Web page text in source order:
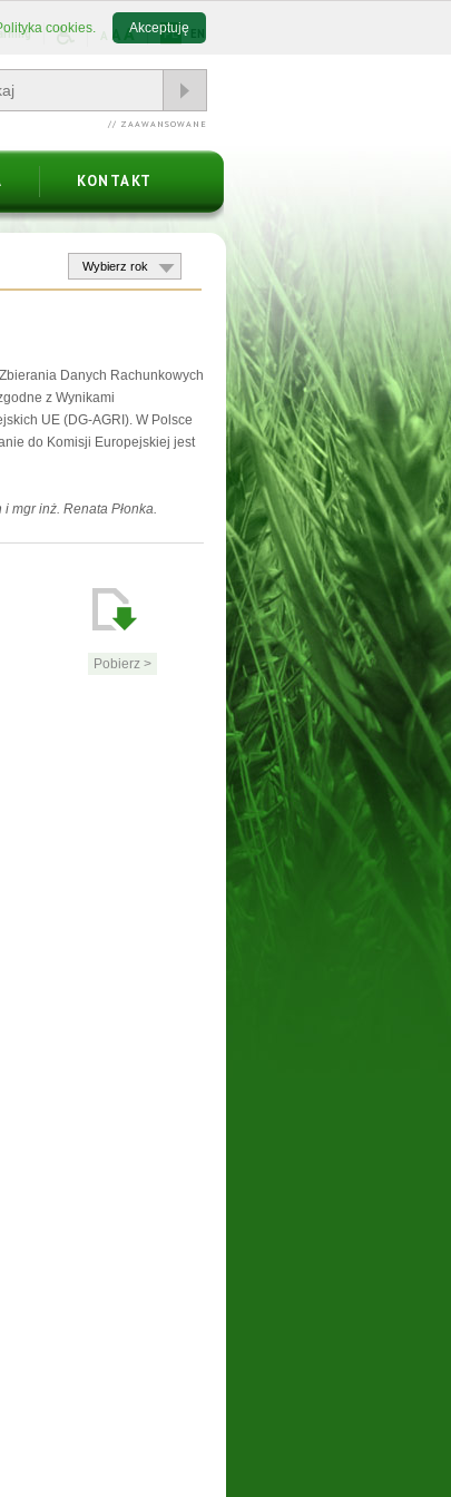
PL EN
A A
// ZAAWANSOWANE
KONTAKT
Danych Rachunkowych
z Wynikami
UE (DG-AGRI). W Polsce
do Komisji Europejskiej jest
mgr inż. Renata Płonka.
Pobierz >
cookies. Akceptuję